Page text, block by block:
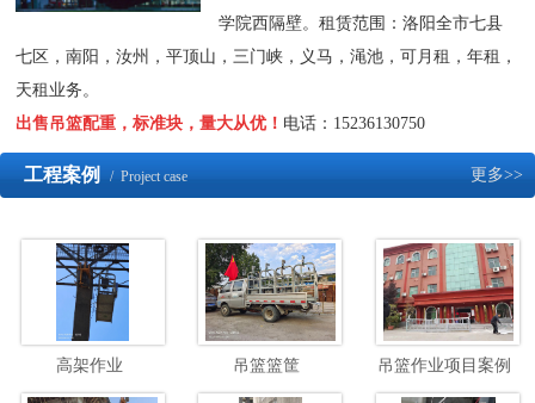
学院西隔壁。租赁范围：洛阳全市七县
七区，南阳，汝州，平顶山，三门峡，义马，渑池，可月租，年租，
天租业务。
出售吊篮配重，标准块，量大从优！ 电话：15236130750
更多>>
工程案例/ Project case
高架作业 吊篮篮筐 吊篮作业项目案例